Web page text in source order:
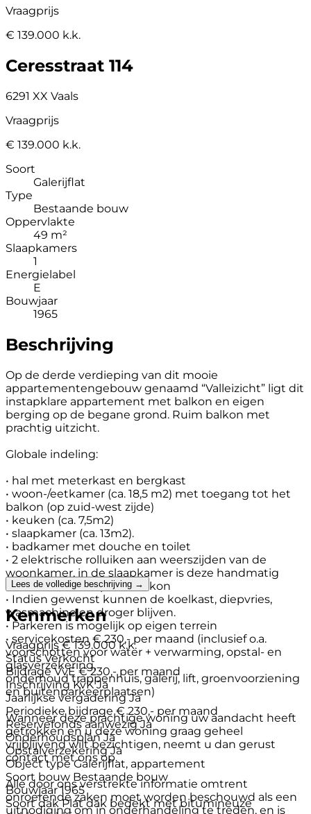
Vraagprijs
€ 139.000 k.k.
Ceresstraat 114
6291 XX Vaals
Vraagprijs
€ 139.000 k.k.
Soort
Galerijflat
Type
Bestaande bouw
Oppervlakte
49 m²
Slaapkamers
1
Energielabel
E
Bouwjaar
1965
Beschrijving
Op de derde verdieping van dit mooie
appartementengebouw genaamd “Valleizicht” ligt dit
instapklare appartement met balkon en eigen
berging op de begane grond. Ruim balkon met
prachtig uitzicht.
Globale indeling:
• hal met meterkast en bergkast
• woon-/eetkamer (ca. 18,5 m2) met toegang tot het
balkon (op zuid-west zijde)
• keuken (ca. 7,5m2)
• slaapkamer (ca. 13m2).
• badkamer met douche en toilet
• 2 elektrische rolluiken aan weerszijden van de
woonkamer, in de slaapkamer is deze handmatig
• Zonnescherm op het balkon
• Indien gewenst kunnen de koelkast, diepvries,
wasmachine en droger blijven.
• Parkeren is mogelijk op eigen terrein
• servicekosten € 230,- per maand (inclusief o.a.
voorschotten voor water + verwarming, opstal- en
glasverzekering,
onderhoud trappenhuis, galerij, lift, groenvoorziening
en buitenparkeerplaatsen)
Wanneer deze prachtige woning uw aandacht heeft
getrokken en u deze woning graag geheel
vrijblijvend wilt bezichtigen, neemt u dan gerust
contact met ons op.
Alle door ons verstrekte informatie omtrent
onroerende zaken moet worden beschouwd als een
uitnodiging om in onderhandeling te treden, en is
Lees de volledige beschrijving →
Kenmerken
Vraagprijs € 139.000 k.k.
Status Verkocht
Bijdrage VvE € 230,- per maand
Inschrijving KvK Ja
Jaarlijkse vergadering Ja
Periodieke bijdrage € 230,- per maand
Reservefonds aanwezig Ja
Onderhoudsplan Ja
Opstalverzekering Ja
Object type Galerijflat, appartement
Soort bouw Bestaande bouw
Bouwjaar 1965
Soort dak Plat dak bedekt met bitumineuze